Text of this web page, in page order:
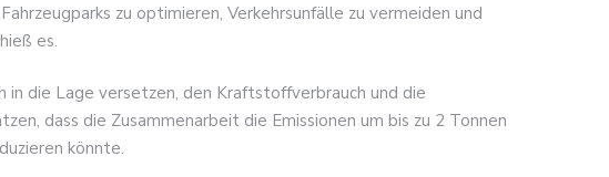
zu optimieren, Verkehrsunfälle zu vermeiden und
es.
die Lage versetzen, den Kraftstoffverbrauch und die
dass die Zusammenarbeit die Emissionen um bis zu 2 Tonnen
könnte.